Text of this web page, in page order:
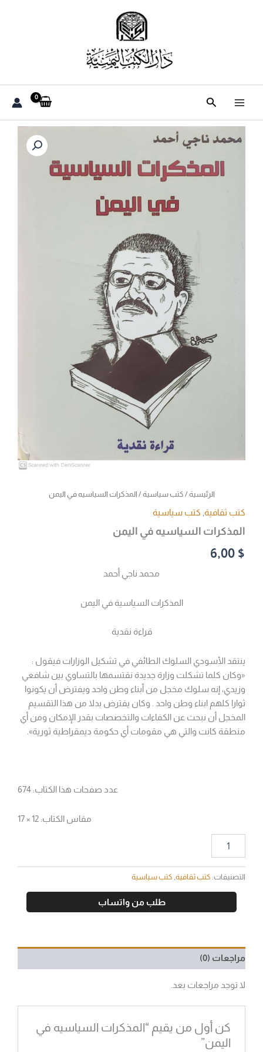
البحث
الرئيسية/ كتب سياسية/ المذكرات السياسيه في اليمن
كتب ثقافية, كتب سياسية
المذكرات السياسيه في اليمن
6,00 $
محمد ناجي أحمد
المذكرات السياسية في اليمن
قراءة نقدية
ينتقد الأسودي السلوك الطائفي في تشكيل الوزارات فيقول :
«وكان كلما تشكلت وزارة جديدة نقتسمها بالتساوي بين شافعي
وزيدي، إنه سلوك مخجل من أبناء وطن واحد ويفترض أن يكونوا
ثوارا كلهم ابناء وطن واحد . وكان يفترض بدلا من هذا التقسيم
المخجل أن نبحث عن الكفاءات والتخصصات بقدر الإمكان ومن أي
منطقة كانت والتي هي مقومات أي حكومة ديمقراطية ثورية».
عدد صفحات هذا الكتاب: 674
مقاس الكتاب: 12 × 17
المذكرات
التصنيفات: كتب ثقافية, كتب سياسية
طلب من واتساب
مراجعات (0)
لا توجد مراجعات بعد.
كن أول من يقيم “المذكرات السياسيه في
اليمن”